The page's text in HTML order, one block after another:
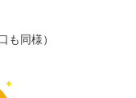
も同様）